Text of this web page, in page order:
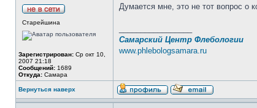
Старейшина
Зарегистрирован: Ср окт 10,
2007 21:18
Сообщений: 1689
Откуда: Самара
Думается мне, это не тот вопрос о
Самарский Центр Флебологии
www.phlebologsamara.ru
Вернуться наверх